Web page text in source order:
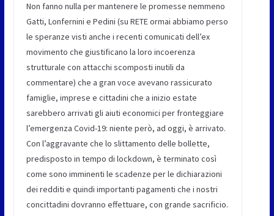
Non fanno nulla per mantenere le promesse nemmeno
Gatti, Lonfernini e Pedini (su RETE ormai abbiamo perso
le speranze visti anche i recenti comunicati dell’ex
movimento che giustificano la loro incoerenza
strutturale con attacchi scomposti inutili da
commentare) che a gran voce avevano rassicurato
famiglie, imprese e cittadini che a inizio estate
sarebbero arrivati gli aiuti economici per fronteggiare
l’emergenza Covid-19: niente però, ad oggi, è arrivato.
Con l’aggravante che lo slittamento delle bollette,
predisposto in tempo di lockdown, è terminato così
come sono imminenti le scadenze per le dichiarazioni
dei redditi e quindi importanti pagamenti che i nostri
concittadini dovranno effettuare, con grande sacrificio.